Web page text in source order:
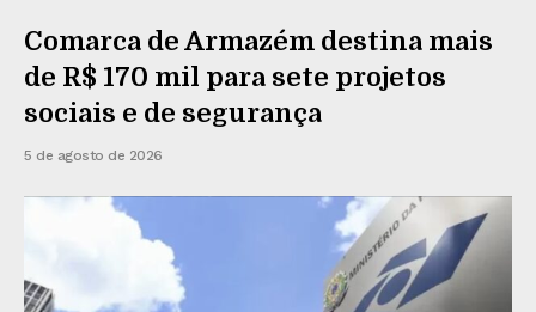
Comarca de Armazém destina mais
de R$ 170 mil para sete projetos
sociais e de segurança
5 de agosto de 2026